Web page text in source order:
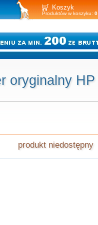
Koszyk
Produktów w koszyku: 0
oryginalny HP
produkt niedostępny